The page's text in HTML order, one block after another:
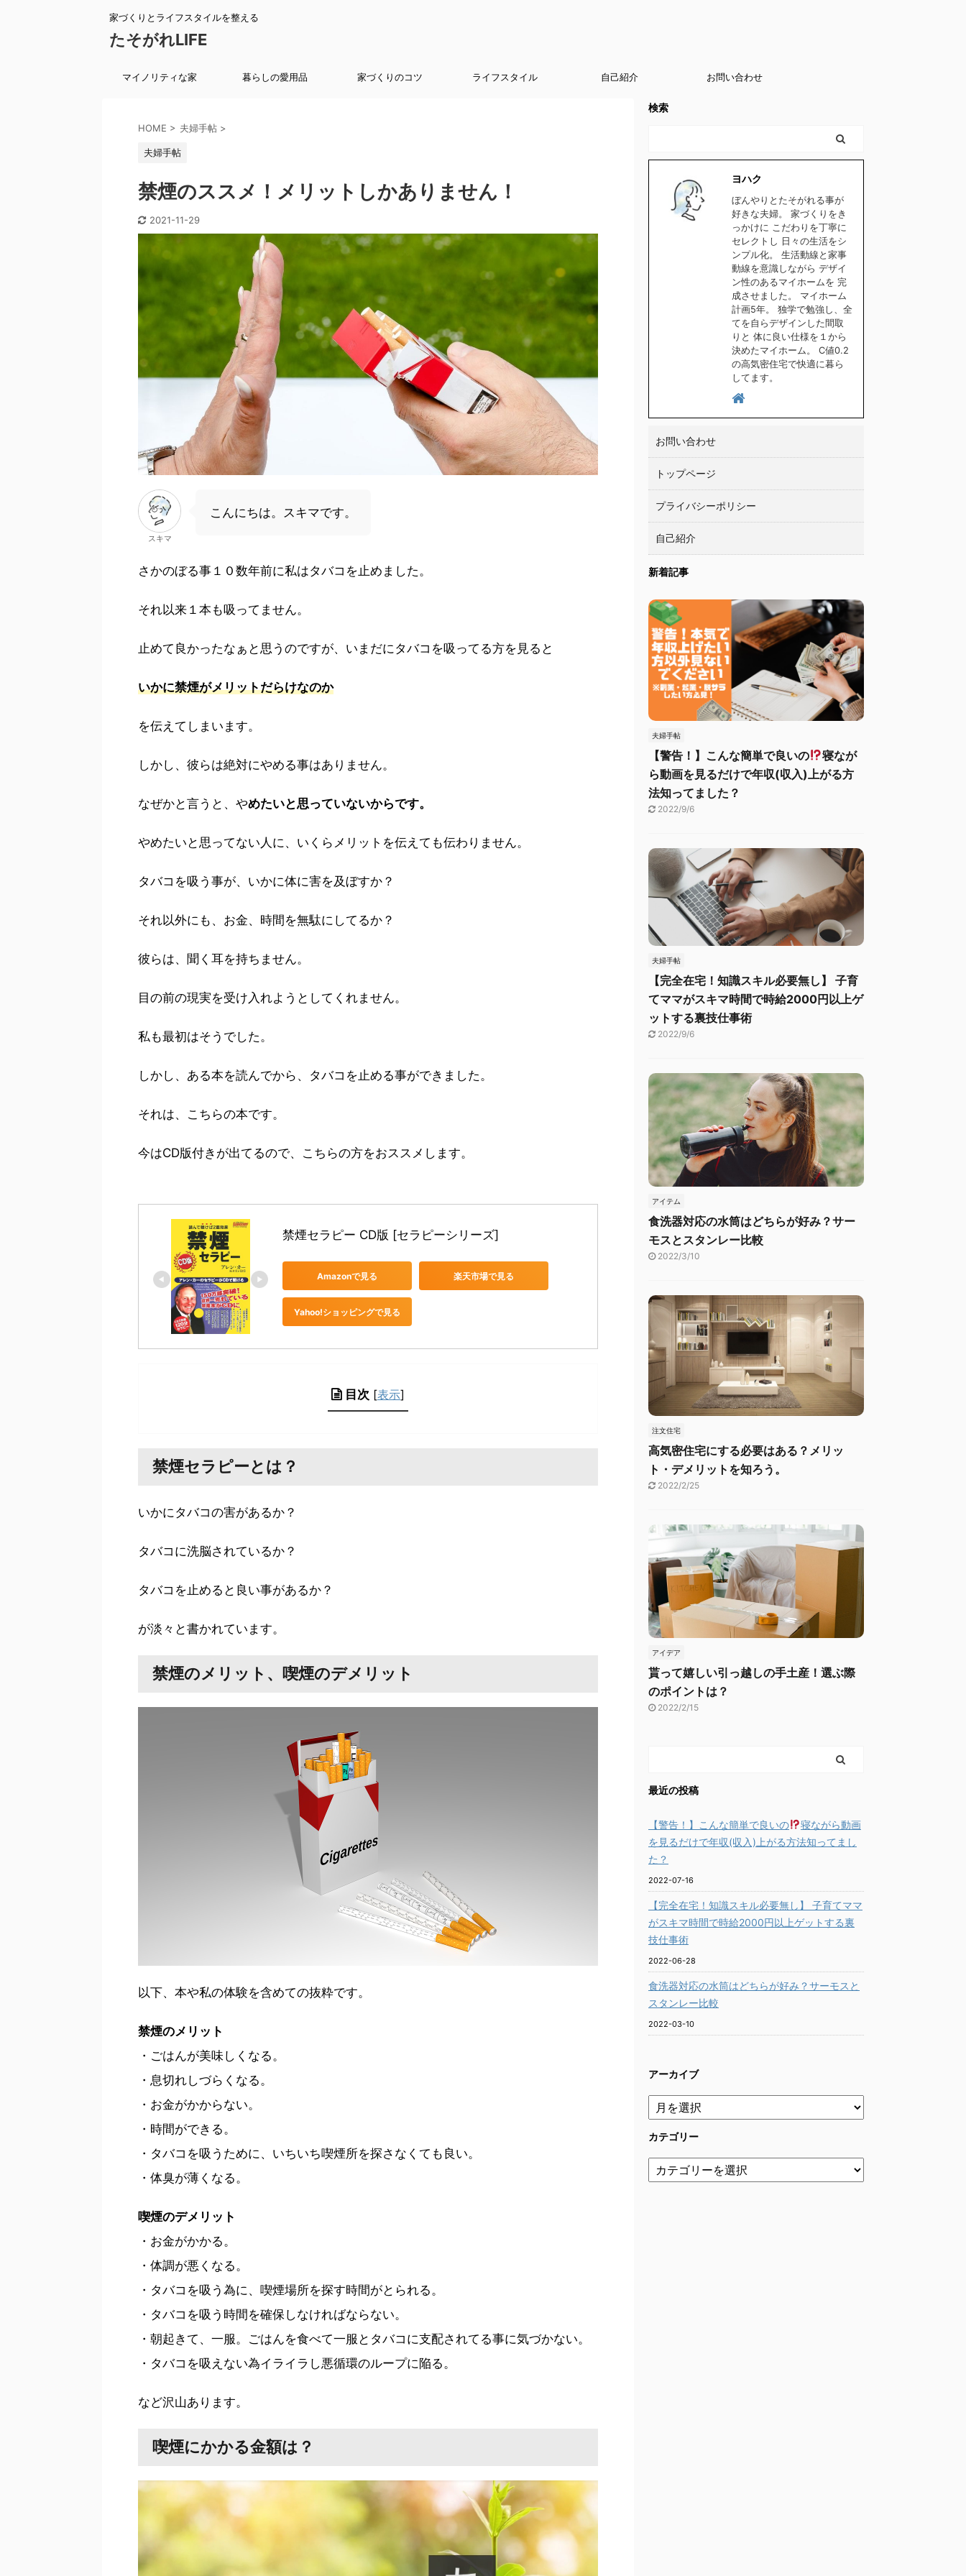
家づくりとライフスタイルを整える
たそがれLIFE
マイノリティな家 暮らしの愛用品 家づくりのコツ ライフスタイル 自己紹介 お問い合わせ
HOME > 夫婦手帖 >
夫婦手帖
禁煙のススメ！メリットしかありません！
2021-11-29
スキマ
こんにちは。スキマです。
さかのぼる事１０数年前に私はタバコを止めました。
それ以来１本も吸ってません。
止めて良かったなぁと思うのですが、いまだにタバコを吸ってる方を見ると
いかに禁煙がメリットだらけなのか
を伝えてしまいます。
しかし、彼らは絶対にやめる事はありません。
なぜかと言うと、やめたいと思っていないからです。
やめたいと思ってない人に、いくらメリットを伝えても伝わりません。
タバコを吸う事が、いかに体に害を及ぼすか？
それ以外にも、お金、時間を無駄にしてるか？
彼らは、聞く耳を持ちません。
目の前の現実を受け入れようとしてくれません。
私も最初はそうでした。
しかし、ある本を読んでから、タバコを止める事ができました。
それは、こちらの本です。
今はCD版付きが出てるので、こちらの方をおススメします。
禁煙セラピー CD版 [セラピーシリーズ]
Amazonで見る 楽天市場で見る
Yahoo!ショッピングで見る
目次 [表示]
禁煙セラピーとは？
いかにタバコの害があるか？
タバコに洗脳されているか？
タバコを止めると良い事があるか？
が淡々と書かれています。
禁煙のメリット、喫煙のデメリット
以下、本や私の体験を含めての抜粋です。
禁煙のメリット
・ごはんが美味しくなる。
・息切れしづらくなる。
・お金がかからない。
・時間ができる。
・タバコを吸うために、いちいち喫煙所を探さなくても良い。
・体臭が薄くなる。
喫煙のデメリット
・お金がかかる。
・体調が悪くなる。
・タバコを吸う為に、喫煙場所を探す時間がとられる。
・タバコを吸う時間を確保しなければならない。
・朝起きて、一服。ごはんを食べて一服とタバコに支配されてる事に気づかない。
・タバコを吸えない為イライラし悪循環のループに陥る。
など沢山あります。
喫煙にかかる金額は？
検索
ヨハク
ぼんやりとたそがれる事が
好きな夫婦。 家づくりをき
っかけに こだわりを丁寧に
セレクトし 日々の生活をシ
ンプル化。 生活動線と家事
動線を意識しながら デザイ
ン性のあるマイホームを 完
成させました。 マイホーム
計画5年。 独学で勉強し、全
てを自らデザインした間取
りと 体に良い仕様を１から
決めたマイホーム。 C値0.2
の高気密住宅で快適に暮ら
してます。
お問い合わせ
トップページ
プライバシーポリシー
自己紹介
新着記事
夫婦手帖
【警告！】こんな簡単で良いの
寝なが
ら動画を見るだけで年収(収入)上がる方
法知ってました？
2022/9/6
夫婦手帖
【完全在宅！知識スキル必要無し】 子育
てママがスキマ時間で時給2000円以上ゲ
ットする裏技仕事術
2022/9/6
アイテム
食洗器対応の水筒はどちらが好み？サー
モスとスタンレー比較
2022/3/10
注文住宅
高気密住宅にする必要はある？メリッ
ト・デメリットを知ろう。
2022/2/25
アイデア
貰って嬉しい引っ越しの手土産！選ぶ際
のポイントは？
2022/2/15
最近の投稿
【警告！】こんな簡単で良いの
寝ながら動画
を見るだけで年収(収入)上がる方法知ってまし
た？
2022-07-16
【完全在宅！知識スキル必要無し】 子育てママ
がスキマ時間で時給2000円以上ゲットする裏
技仕事術
2022-06-28
食洗器対応の水筒はどちらが好み？サーモスと
スタンレー比較
2022-03-10
アーカイブ
カテゴリー